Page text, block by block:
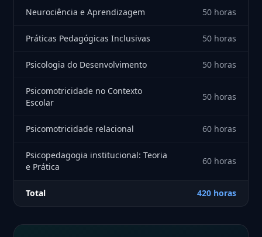
Neurociência e Aprendizagem 50 horas
Práticas Pedagógicas Inclusivas 50 horas
Psicologia do Desenvolvimento 50 horas
Psicomotricidade no Contexto
Escolar
50 horas
Psicomotricidade relacional 60 horas
Psicopedagogia institucional: Teoria
e Prática
60 horas
Total 420 horas